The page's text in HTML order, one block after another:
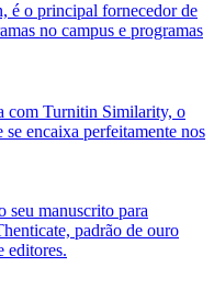
é o principal fornecedor de
no campus e programas
com Turnitin Similarity, o
encaixa perfeitamente nos
seu manuscrito para
padrão de ouro
editores.